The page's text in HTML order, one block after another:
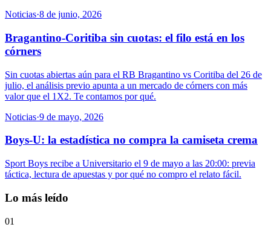
Noticias·8 de junio, 2026
Bragantino-Coritiba sin cuotas: el filo está en los
córners
Sin cuotas abiertas aún para el RB Bragantino vs Coritiba del 26 de
julio, el análisis previo apunta a un mercado de córners con más
valor que el 1X2. Te contamos por qué.
Noticias·9 de mayo, 2026
Boys-U: la estadística no compra la camiseta crema
Sport Boys recibe a Universitario el 9 de mayo a las 20:00: previa
táctica, lectura de apuestas y por qué no compro el relato fácil.
Lo más leído
01